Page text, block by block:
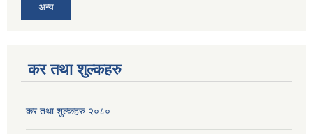
अन्य
कर तथा शुल्कहरु
कर तथा शुल्कहरु २०८०